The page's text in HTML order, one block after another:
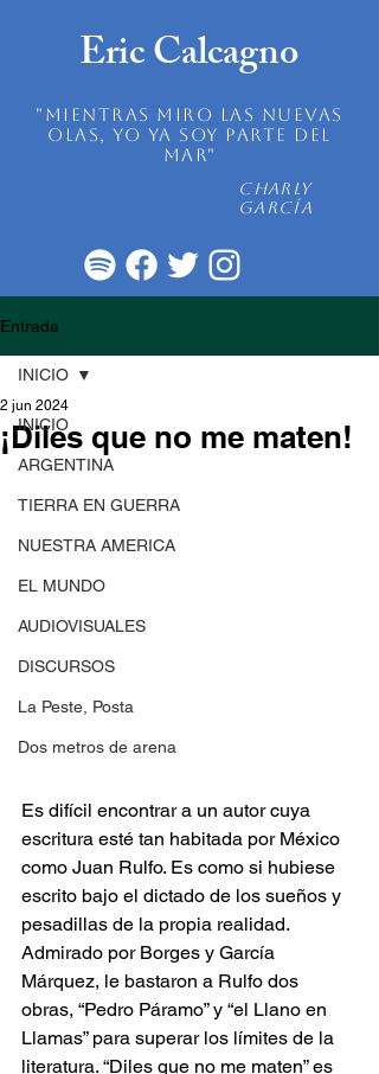
Eric Calcagno
"mientras miro las nuevas
olas, yo ya soy parte del
mar"
Charly
García
Entrada
INICIO
ARGENTINA
TIERRA EN GUERRA
NUESTRA AMERICA
EL MUNDO
AUDIOVISUALES
DISCURSOS
La Peste, Posta
Dos metros de arena
INICIO
¡Diles que no me maten!
2 jun 2024
Es difícil encontrar a un autor cuya
escritura esté tan habitada por México
como Juan Rulfo. Es como si hubiese
escrito bajo el dictado de los sueños y
pesadillas de la propia realidad.
Admirado por Borges y García
Márquez, le bastaron a Rulfo dos
obras, “Pedro Páramo” y “el Llano en
Llamas” para superar los límites de la
literatura. “Diles que no me maten” es